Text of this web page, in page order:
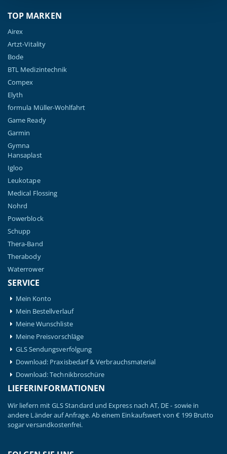
TOP MARKEN
Airex
Artzt-Vitality
Bode
BTL Medizintechnik
Compex
Elyth
formula Müller-Wohlfahrt
Game Ready
Garmin
Gymna
Hansaplast
Igloo
Leukotape
Medical Flossing
Nohrd
Powerblock
Schupp
Thera-Band
Therabody
Waterrower
SERVICE
Mein Konto
Mein Bestellverlauf
Meine Wunschliste
Meine Preisvorschläge
GLS Sendungsverfolgung
Download: Praxisbedarf & Verbrauchsmaterial
Download: Technikbroschüre
LIEFERINFORMATIONEN
Wir liefern mit GLS Standard und Express nach AT, DE - sowie in
andere Länder auf Anfrage. Ab einem Einkaufswert von € 199 Brutto
sogar versandkostenfrei.